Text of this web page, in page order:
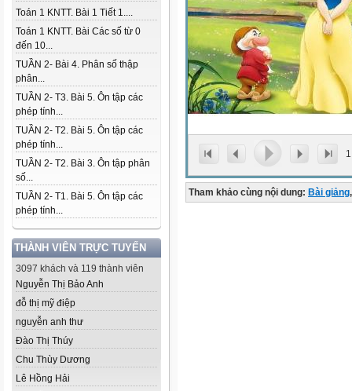
Toán 1 KNTT. Bài 1 Tiết 1....
Toán 1 KNTT. Bài Các số từ 0
đến 10...
TUẦN 2- Bài 4. Phân số thập
phân...
TUẦN 2- T3. Bài 5. Ôn tập các
phép tính...
TUẦN 2- T2. Bài 5. Ôn tập các
phép tính...
TUẦN 2- T2. Bài 3. Ôn tập phân
số...
TUẦN 2- T1. Bài 5. Ôn tập các
phép tính...
THÀNH VIÊN TRỰC TUYẾN
3097 khách và 119 thành viên
Nguyễn Thị Bảo Anh
đỗ thị mỹ điệp
nguyễn anh thư
Đào Thị Thúy
Chu Thùy Dương
Lê Hồng Hải
1
Tham khảo cùng nội dung: Bài giảng,